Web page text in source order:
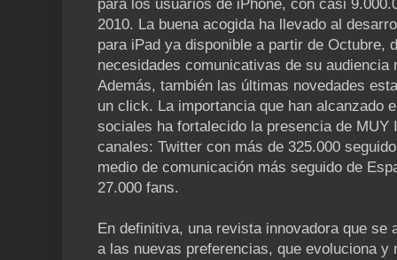
para los usuarios de iPhone, con casi
2010. La buena acogida ha llevado al
para iPad ya disponible a partir de Octubre,
necesidades comunicativas de su audiencia
Además, también las últimas novedades
un click. La importancia que han alcanzado
sociales ha fortalecido la presencia de MUY
canales: Twitter con más de 325.000
medio de comunicación más seguido de
27.000 fans.
En definitiva, una revista innovadora que se
a las nuevas preferencias, que evoluciona y